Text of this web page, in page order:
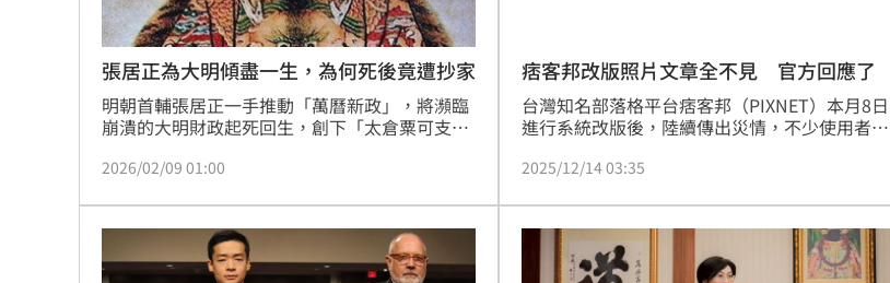
公視預算遭刪凍10.2億 卓榮泰說話了
台灣彩券開獎直播中 20:31
LIVE三立+24小時直播 15:27
三立iNEWS新聞台線上直播
父親節送會拉筋的按摩椅 爸爸「筋歡喜」
張居正為大明傾盡一生，為何死後竟遭抄家
明朝首輔張居正一手推動「萬曆新政」，將瀕臨
崩潰的大明財政起死回生，創下「太倉粟可支十
兩年，竟遭萬曆皇帝下令清算、抄家、削奪官
最終落得如此淒涼下場？歷史真相顯示，這場震
驚朝野的抄家令，清算的從來不只是財產，而是
最赤裸的權力邏輯。（記者唐家興）
2026/02/09 01:00
痞客邦改版照片文章全不見 官方回應了
台灣知名部落格平台痞客邦（PIXNET）本月8日
進行系統改版後，陸續傳出災情，不少使用者反
入圖片，引發大量使用者不滿，官方昨（13日）
2025/12/14 03:35